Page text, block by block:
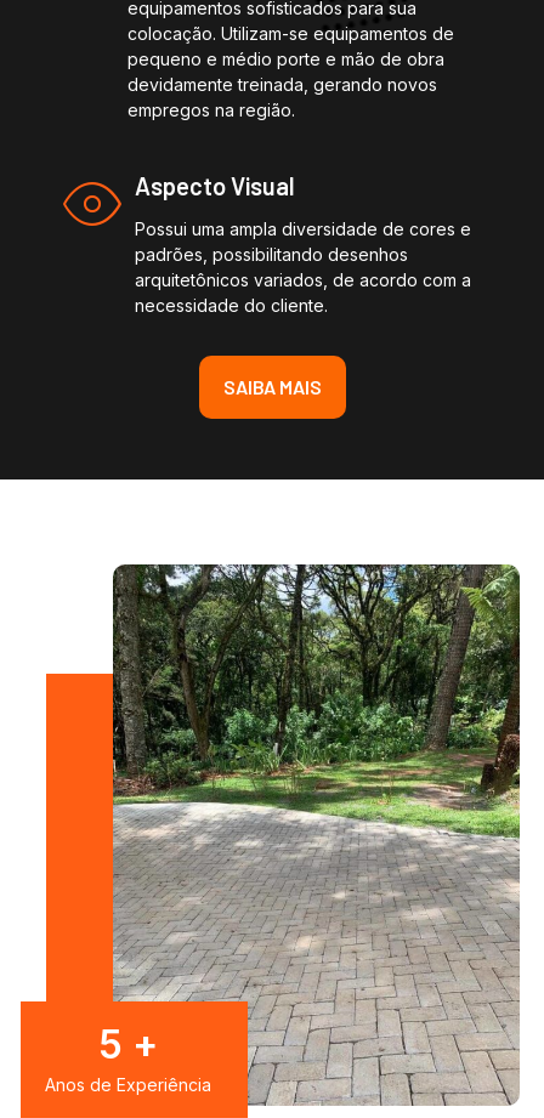
equipamentos sofisticados para sua
colocação. Utilizam-se equipamentos de
pequeno e médio porte e mão de obra
devidamente treinada, gerando novos
empregos na região.
Aspecto Visual
Possui uma ampla diversidade de cores e
padrões, possibilitando desenhos
arquitetônicos variados, de acordo com a
necessidade do cliente.
SAIBA MAIS
8 +
Anos de Experiência